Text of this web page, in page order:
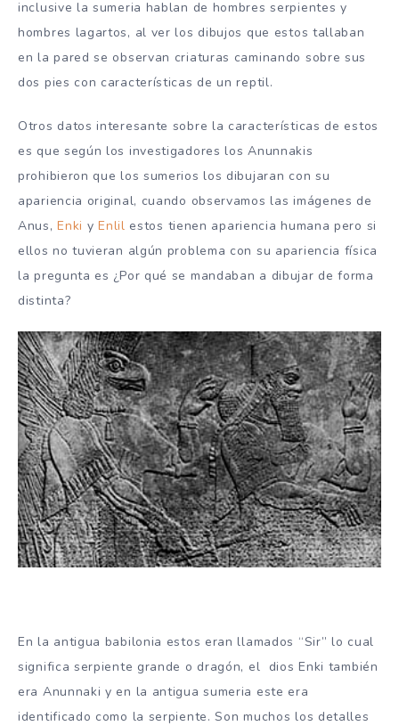
inclusive la sumeria hablan de hombres serpientes y
hombres lagartos, al ver los dibujos que estos tallaban
en la pared se observan criaturas caminando sobre sus
dos pies con características de un reptil.
Otros datos interesante sobre la características de estos
es que según los investigadores los Anunnakis
prohibieron que los sumerios los dibujaran con su
apariencia original, cuando observamos las imágenes de
Anus, Enki yEnlil estos tienen apariencia humana pero si
ellos no tuvieran algún problema con su apariencia física
la pregunta es ¿Por qué se mandaban a dibujar de forma
distinta?
En la antigua babilonia estos eran llamados “Sir” lo cual
significa serpiente grande o dragón, el dios Enki también
era Anunnaki y en la antigua sumeria este era
identificado como la serpiente. Son muchos los detalles